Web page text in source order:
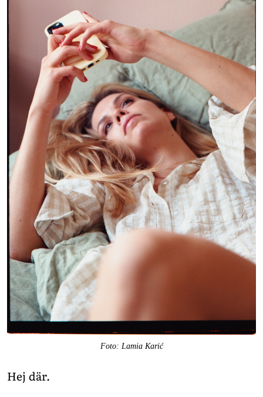
PRENUMERERA
NYHETSBREV
BALANS
KIDS
KONTAKT
OM OSS
OM COOKIES
HANTERA PREFERENSER
INTEGRITETSPOLICY
ALLA ÄMNEN
VÅRA SKRIBENTER
Foto: Lamia Karić
Hej där.